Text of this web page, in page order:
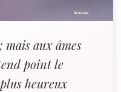
mais aux âmes
point le
heureux